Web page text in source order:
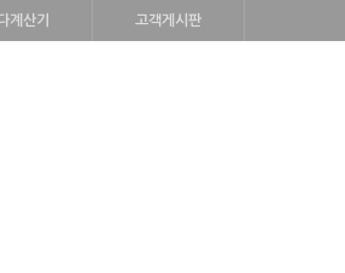
계산기 고객게시판